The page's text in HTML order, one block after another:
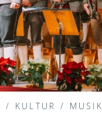
/ KULTUR / MUSIK